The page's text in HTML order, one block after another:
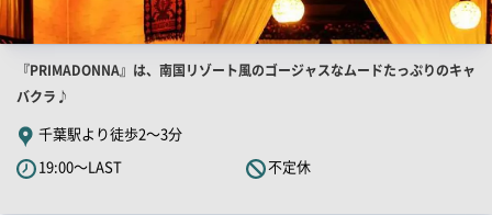
店
舗
PR
キ
ャ
『PRIMADONNA』は、南国リゾート風のゴージャスなムードたっぷりのキャ
バクラ♪
千葉駅より徒歩2～3分
19:00～LAST
不定休